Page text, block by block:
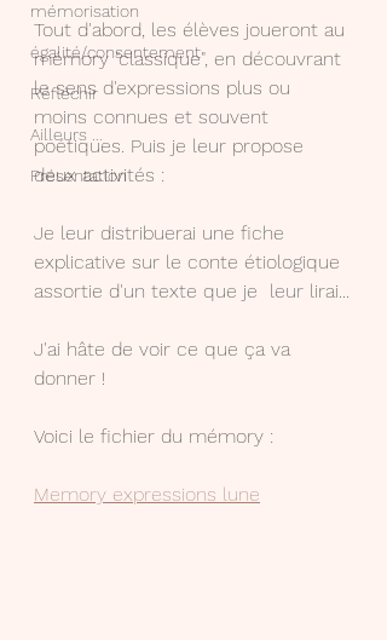
mémorisation
égalité/consentement
Réfléchir
Ailleurs ...
Présentation
Tout d'abord, les élèves joueront au
mémory "classique", en découvrant
le sens d'expressions plus ou
moins connues et souvent
poétiques. Puis je leur propose
deux activités :
Je leur distribuerai une fiche
explicative sur le conte étiologique
assortie d'un texte que je  leur lirai...
J'ai hâte de voir ce que ça va
donner !
Voici le fichier du mémory :
Memory expressions lune